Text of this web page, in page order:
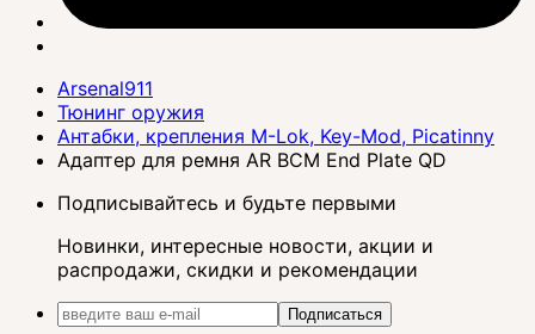
Arsenal911
Тюнинг оружия
Антабки, крепления M-Lok, Key-Mod, Picatinny
Адаптер для ремня AR BCM End Plate QD
Подписывайтесь и будьте первыми
Новинки, интересные новости, акции и
распродажи, скидки и рекомендации
Подписаться